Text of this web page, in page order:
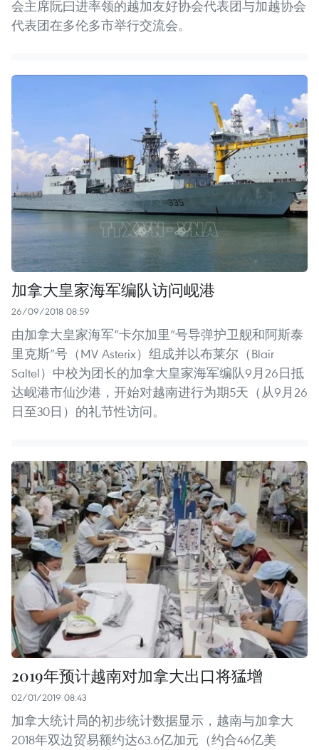
会主席阮曰进率领的越加友好协会代表团与加越协会
代表团在多伦多市举行交流会。
加拿大皇家海军编队访问岘港
26/09/2018 08:59
由加拿大皇家海军“卡尔加里”号导弹护卫舰和阿斯泰
里克斯”号（MV Asterix）组成并以布莱尔（Blair
Saltel）中校为团长的加拿大皇家海军编队9月26日抵
达岘港市仙沙港，开始对越南进行为期5天（从9月26
日至30日）的礼节性访问。
2019年预计越南对加拿大出口将猛增
02/01/2019 08:43
加拿大统计局的初步统计数据显示，越南与加拿大
2018年双边贸易额约达63.6亿加元（约合46亿美